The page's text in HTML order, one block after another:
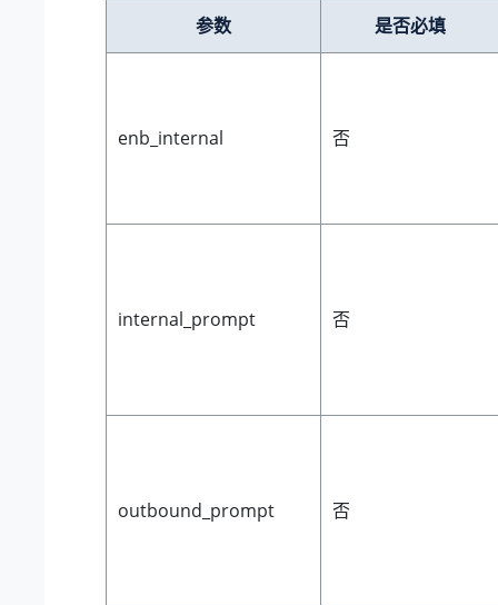
参数 是否必填
enb_internal 否
internal_prompt 否
outbound_prompt 否